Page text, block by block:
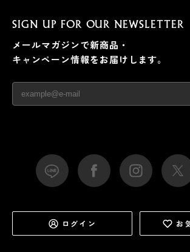
SIGN UP FOR OUR NEWSLETTER
メールマガジンで新商品・
キャンペーン情報をお届けします。
ログイン お